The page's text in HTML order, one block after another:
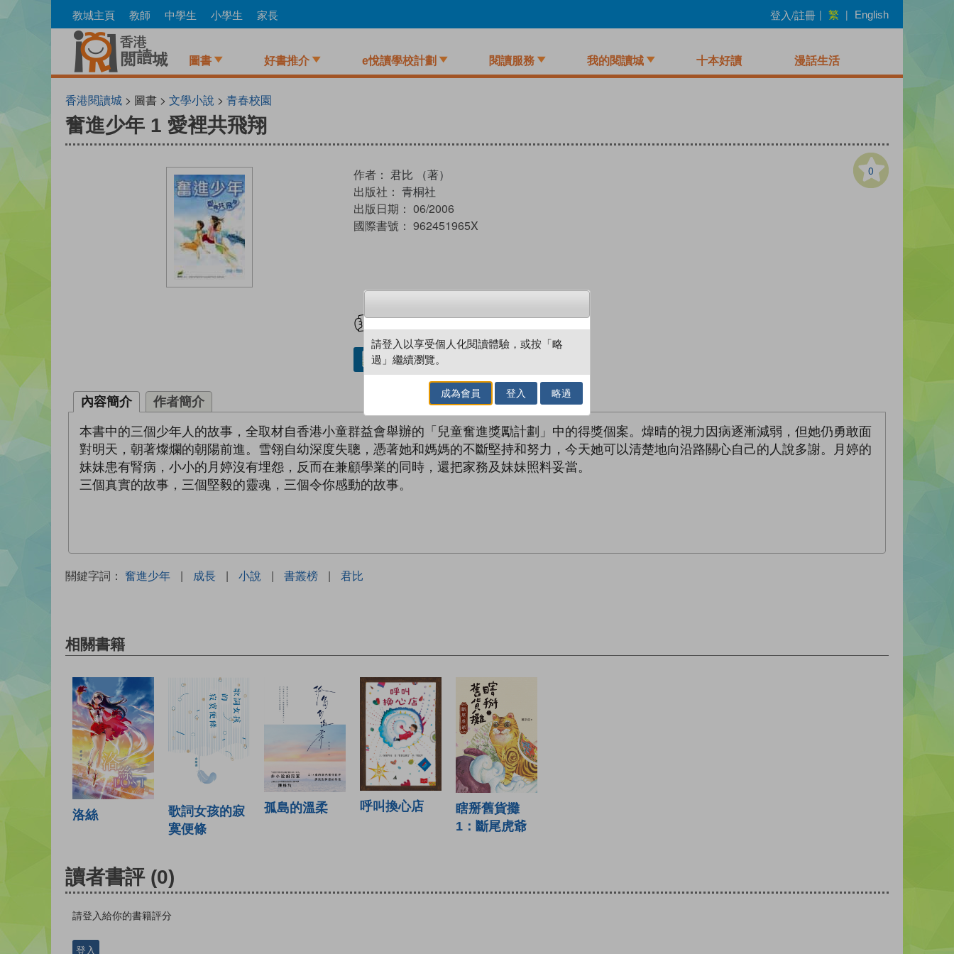
to
教城主頁 教師 中學生 小學生 家長 登入/註冊 | 繁 | English
圖書 好書推介 e悅讀學校計劃 閱讀服務 我的閱讀城 十本好讀 漫話生活
香港閱讀城 > 圖書 > 文學小說 > 青春校園
奮進少年 1 愛裡共飛翔
0
作者： 君比 （著）
出版社： 青桐社
出版日期： 06/2006
國際書號： 962451965X
借閱實體書
內容簡介 作者簡介
本書中的三個少年人的故事，全取材自香港小童群益會舉辦的「兒童奮進獎勵計劃」中的得獎個案。煒晴的視力因病逐漸減弱，但她仍勇敢面
對明天，朝著燦爛的朝陽前進。雪翎自幼深度失聰，憑著她和媽媽的不斷堅持和努力，今天她可以清楚地向沿路關心自己的人說多謝。月婷的
妹妹患有腎病，小小的月婷沒有埋怨，反而在兼顧學業的同時，還把家務及妹妹照料妥當。
三個真實的故事，三個堅毅的靈魂，三個令你感動的故事。
關鍵字詞： 奮進少年 | 成長 | 小說 | 書叢榜 | 君比
相關書籍
洛絲
歌詞女孩的寂
寞便條
孤島的溫柔 呼叫換心店
瞎掰舊貨攤
1：斷尾虎爺
讀者書評 (0)
請登入給你的書籍評分
登入
請登入以享受個人化閱讀體驗，或按「略
過」繼續瀏覽。
成為會員 登入 略過